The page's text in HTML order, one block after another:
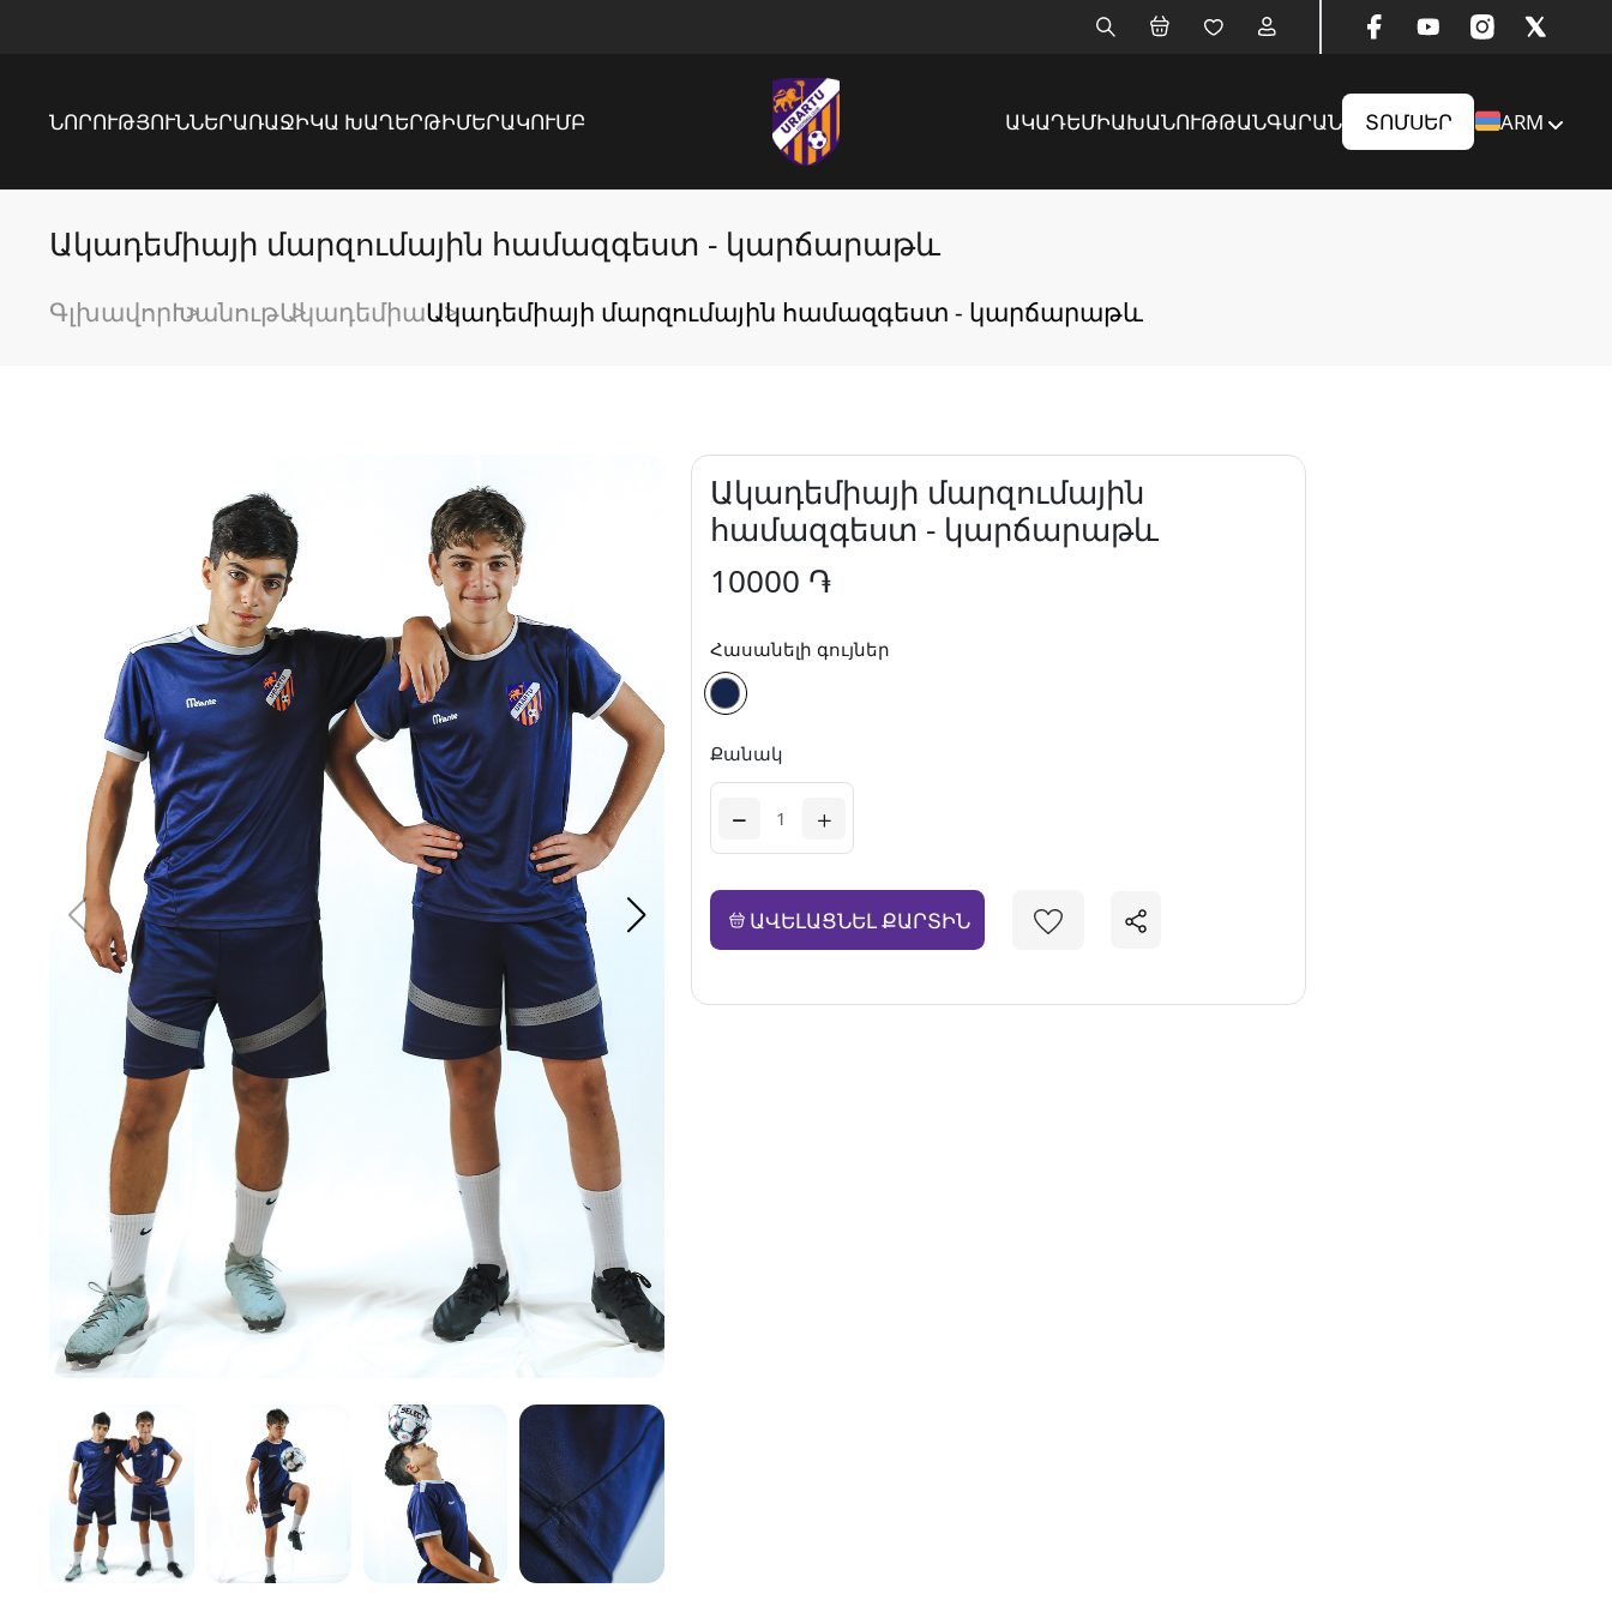
ՆՈՐՈՒԹՅՈՒՆՆԵՐԱՌԱՋԻԿԱ ԽԱՂԵՐԹԻՄԵՐԱԿՈՒՄԲ ԱԿԱԴԵՄԻԱԽԱՆՈՒԹԹԱՆԳԱՐԱՆ ՏՈՄՍԵՐ ARM
Ակադեմիայի մարզումային համազգեստ - կարճարաթև
ԳլխավորԽանութԱկադեմիաԱկադեմիայի մարզումային համազգեստ - կարճարաթև
Ակադեմիայի մարզումային
համազգեստ - կարճարաթև
10000 ֏
Հասանելի գույներ
Քանակ
ԱՎԵԼԱՑՆԵԼ ՔԱՐՏԻՆ